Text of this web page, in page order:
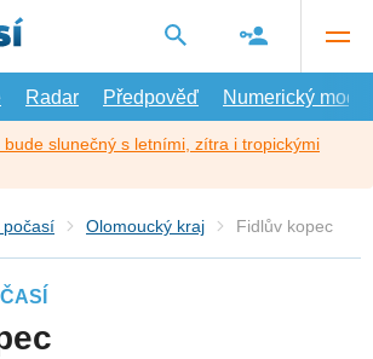
Radar Předpověď Numerický model
bude slunečný s letními, zítra i tropickými
počasí Olomoucký kraj Fidlův kopec